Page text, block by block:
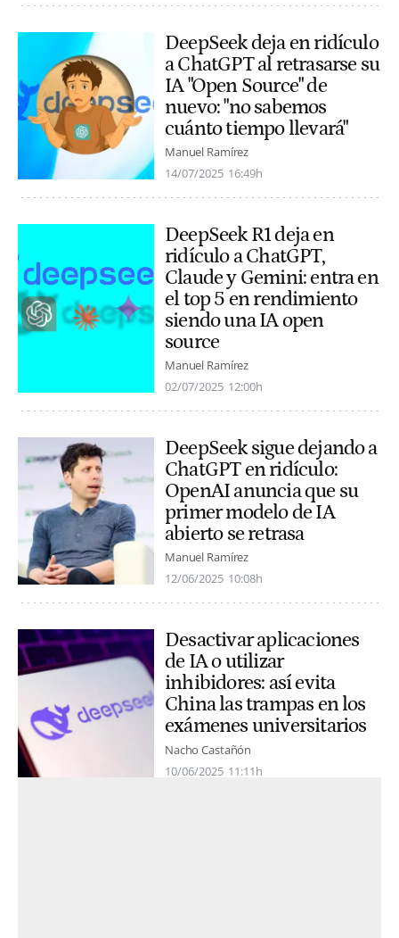
DeepSeek deja en ridículo
a ChatGPT al retrasarse su
IA "Open Source" de
nuevo: "no sabemos
cuánto tiempo llevará"
Manuel Ramírez
14/07/2025 16:49h
DeepSeek R1 deja en
ridículo a ChatGPT,
Claude y Gemini: entra en
el top 5 en rendimiento
siendo una IA open
source
Manuel Ramírez
02/07/2025 12:00h
DeepSeek sigue dejando a
ChatGPT en ridículo:
OpenAI anuncia que su
primer modelo de IA
abierto se retrasa
Manuel Ramírez
12/06/2025 10:08h
Desactivar aplicaciones
de IA o utilizar
inhibidores: así evita
China las trampas en los
exámenes universitarios
Nacho Castañón
10/06/2025 11:11h